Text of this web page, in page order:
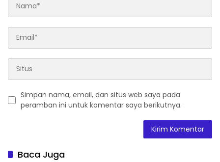
Simpan nama, email, dan situs web saya pada
peramban ini untuk komentar saya berikutnya.
Baca Juga